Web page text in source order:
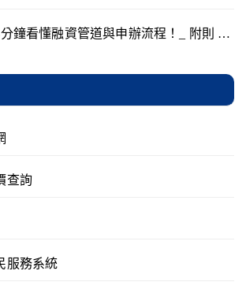
鐘看懂融資管道與申辦流程！_ 附則 …
查詢
服務系統